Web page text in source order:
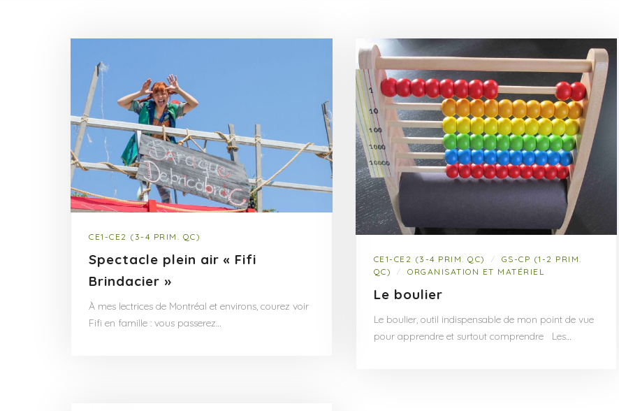
CE1-CE2 (3-4 PRIM. QC)
Spectacle plein air « Fifi
Brindacier »
À mes lectrices de Montréal et environs, courez voir
Fifi en famille : vous passerez…
CE1-CE2 (3-4 PRIM. QC) /
GS-CP (1-2 PRIM.
QC)
/ ORGANISATION ET MATÉRIEL
Le boulier
Le boulier, outil indispensable de mon point de vue
pour apprendre et surtout comprendre Les…